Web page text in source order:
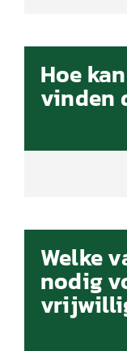
Hoe
vinden
Welke
nodig